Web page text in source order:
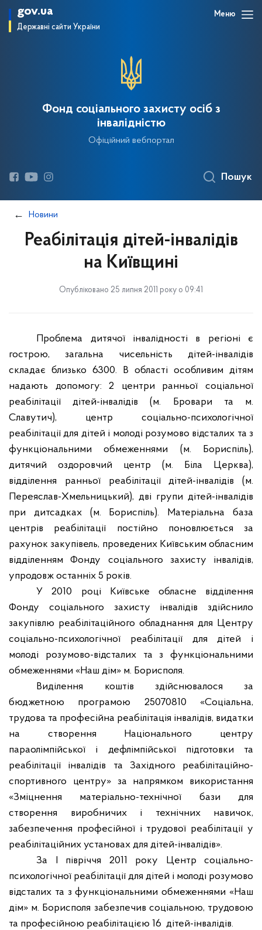
gov.ua
Державні сайти України
Меню
Фонд соціального захисту осіб з
інвалідністю
Офіційний вебпортал
Пошук
Новини
Реабілітація дітей-інвалідів
на Київщині
Опубліковано 25 липня 2011 року о 09:41
Проблема дитячої інвалідності в регіоні є
гострою, загальна чисельність дітей-інвалідів
складає близько 6300. В області особливим дітям
надають допомогу: 2 центри ранньої соціальної
реабілітації дітей-інвалідів (м. Бровари та м.
Славутич), центр соціально-психологічної
реабілітації для дітей і молоді розумово відсталих та з
функціональними обмеженнями (м. Бориспіль),
дитячий оздоровчий центр (м. Біла Церква),
відділення ранньої реабілітації дітей-інвалідів (м.
Переяслав-Хмельницький), дві групи дітей-інвалідів
при дитсадках (м. Бориспіль). Матеріальна база
центрів реабілітації постійно поновлюється за
рахунок закупівель, проведених Київським обласним
відділенням Фонду соціального захисту інвалідів,
упродовж останніх 5 років.
У 2010 році Київське обласне відділення
Фонду соціального захисту інвалідів здійснило
закупівлю реабілітаційного обладнання для Центру
соціально-психологічної реабілітації для дітей і
молоді розумово-відсталих та з функціональними
обмеженнями «Наш дім» м. Борисполя.
Виділення коштів здійснювалося за
бюджетною програмою 25070810 «Соціальна,
трудова та професійна реабілітація інвалідів, видатки
на створення Національного центру
параолімпійської і дефлімпійської підготовки та
реабілітації інвалідів та Західного реабілітаційно-
спортивного центру» за напрямком використання
«Зміцнення матеріально-технічної бази для
створення виробничих і технічних навичок,
забезпечення професійної і трудової реабілітації у
реабілітаційних установах для дітей-інвалідів».
За І півріччя 2011 року Центр соціально-
психологічної реабілітації для дітей і молоді розумово
відсталих та з функціональними обмеженнями «Наш
дім» м. Борисполя забезпечив соціальною, трудовою
та професійною реабілітацією 16 дітей-інвалідів.